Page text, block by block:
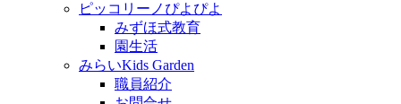
ピッコリーノぴよぴよ
みずほ式教育
園生活
みらいKids Garden
職員紹介